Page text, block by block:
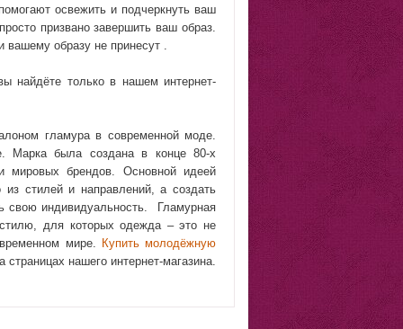
освежить и подчеркнуть ваш
призвано завершить ваш образ.
вашему образу не принесут .
найдёте только в нашем интернет-
гламура в современной моде.
Марка была создана в конце 80-х
брендов. Основной идеей
стилей и направлений, а создать
свою индивидуальность. Гламурная
для которых одежда – это не
мире. Купить молодёжную
нашего интернет-магазина.